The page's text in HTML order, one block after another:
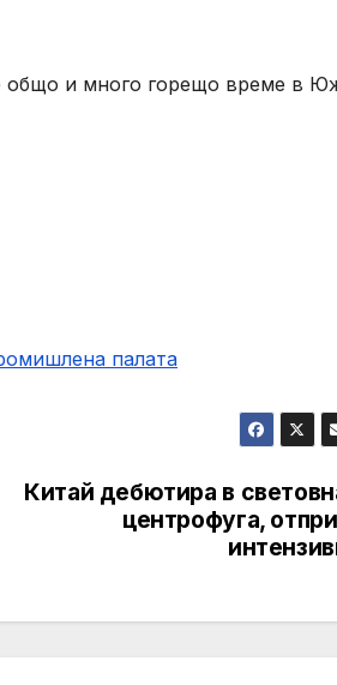
и много горещо време в
палaта
Китай дебютира в
центрофуга,